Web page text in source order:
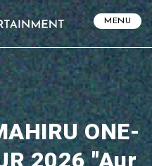
MENU
ONE-
2026 "Aur